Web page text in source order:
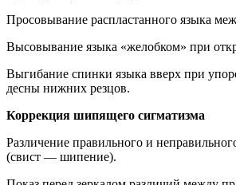
Просовывание распластанного языка
Высовывание языка «желобком» при
Выгибание спинки языка вверх при
десны нижних резцов.
Коррекция шипящего сигматизма
Различение правильного и
(свист — шипение).